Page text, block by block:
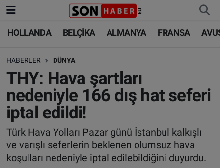
HOLLANDA BELÇİKA ALMANYA FRANSA
HABERLER DÜNYA
THY: Hava şartları
nedeniyle 166 dış hat seferi
iptal edildi!
Türk Hava Yolları Pazar günü İstanbul kalkışlı
ve varışlı seferlerin beklenen olumsuz hava
koşulları nedeniyle iptal edilebildiğini duyurdu.
HOLLANDA
BELÇİKA
ALMANYA
FRANSA
AVUSTURYA
SAĞLIK - YAŞAM
HOLLANDA
BELÇİKA
ALMANYA
TÜRKİYE
DÜNYA
BİLİM-TEKNOLOJİ
Nöbetçi Eczaneler
Hava Durumu
Trafik Durumu
Süper Lig Puan Durumu ve Fikstür
Tüm Manşetler
Son Dakika Haberleri